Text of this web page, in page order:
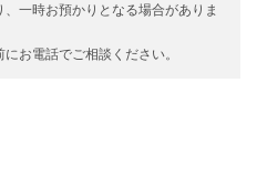
一時お預かりとなる場合がありま
お電話でご相談ください。